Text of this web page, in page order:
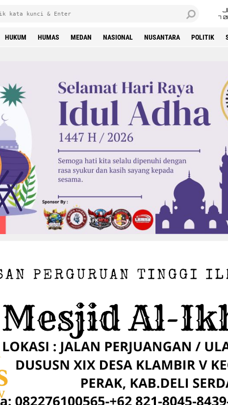
7
HUKUM HUMAS MEDAN NASIONAL NUSANTARA POLITIK